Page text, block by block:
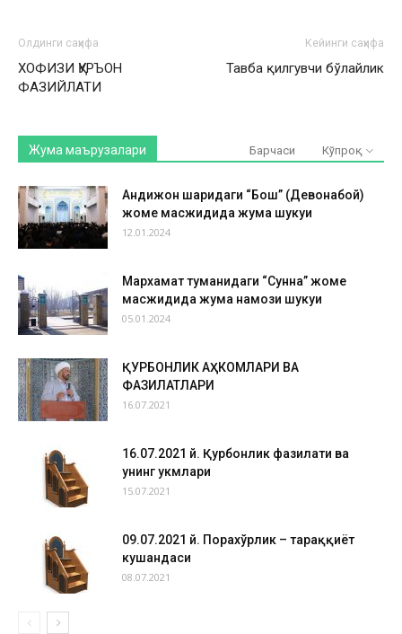
Олдинги саҳифа
ХОФИЗИ ҚУРЪОН
ФАЗИЙЛАТИ
Кейинги саҳифа
Тавба қилгувчи бўлайлик
Жума маърузалари Барчаси Кўпроқ
Андижон шаҳридаги “Бош” (Девонабой)
жоме масжидида жума шукуҳи
12.01.2024
Мархамат туманидаги “Сунна” жоме
масжидида жума намози шукуҳи
05.01.2024
ҚУРБОНЛИК АҲКОМЛАРИ ВА
ФАЗИЛАТЛАРИ
16.07.2021
16.07.2021 й. Қурбонлик фазилати ва
унинг ҳукмлари
15.07.2021
09.07.2021 й. Порахўрлик – тараққиёт
кушандаси
08.07.2021